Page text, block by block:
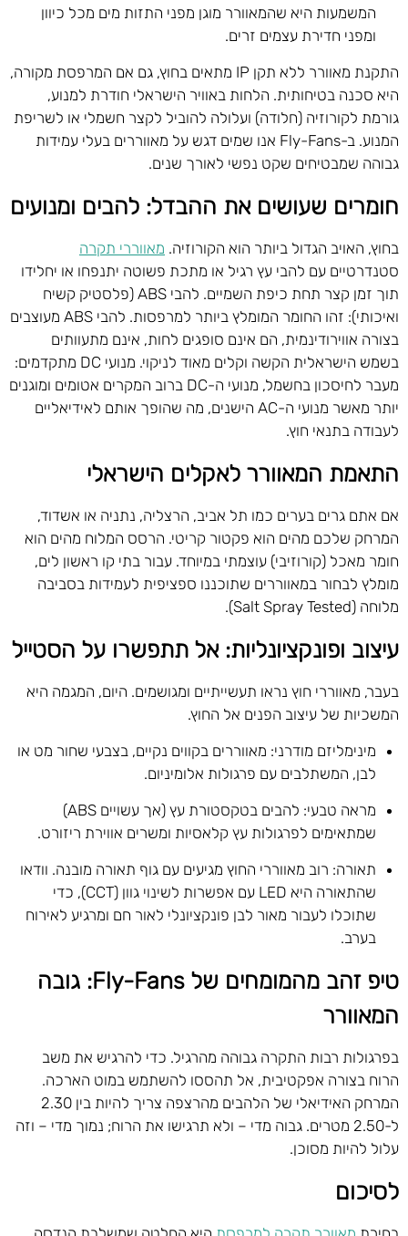
המשמעות היא שהמאוורר מוגן מפני התזות מים מכל כיוון
ומפני חדירת עצמים זרים.
התקנת מאוורר ללא תקן IP מתאים בחוץ, גם אם המרפסת מקורה,
היא סכנה בטיחותית. הלחות באוויר הישראלי חודרת למנוע,
גורמת לקורוזיה (חלודה) ועלולה להוביל לקצר חשמלי או לשריפת
המנוע. ב-Fly-Fans אנו שמים דגש על מאווררים בעלי עמידות
גבוהה שמבטיחים שקט נפשי לאורך שנים.
חומרים שעושים את ההבדל: להבים ומנועים
בחוץ, האויב הגדול ביותר הוא הקורוזיה. מאווררי תקרה
סטנדרטיים עם להבי עץ רגיל או מתכת פשוטה יתנפחו או יחלידו
תוך זמן קצר תחת כיפת השמיים. להבי ABS (פלסטיק קשיח
ואיכותי): זהו החומר המומלץ ביותר למרפסות. להבי ABS מעוצבים
בצורה אווירודינמית, הם אינם סופגים לחות, אינם מתעוותים
בשמש הישראלית הקשה וקלים מאוד לניקוי. מנועי DC מתקדמים:
מעבר לחיסכון בחשמל, מנועי ה-DC ברוב המקרים אטומים ומוגנים
יותר מאשר מנועי ה-AC הישנים, מה שהופך אותם לאידיאליים
לעבודה בתנאי חוץ.
התאמת המאוורר לאקלים הישראלי
אם אתם גרים בערים כמו תל אביב, הרצליה, נתניה או אשדוד,
המרחק שלכם מהים הוא פקטור קריטי. הרסס המלוח מהים הוא
חומר מאכל (קורוזיבי) עוצמתי במיוחד. עבור בתי קו ראשון לים,
מומלץ לבחור במאווררים שתוכננו ספציפית לעמידות בסביבה
מלוחה (Salt Spray Tested).
עיצוב ופונקציונליות: אל תתפשרו על הסטייל
בעבר, מאווררי חוץ נראו תעשייתיים ומגושמים. היום, המגמה היא
המשכיות של עיצוב הפנים אל החוץ.
מינימליזם מודרני: מאווררים בקווים נקיים, בצבעי שחור מט או
לבן, המשתלבים עם פרגולות אלומיניום.
מראה טבעי: להבים בטקסטורת עץ (אך עשויים ABS)
שמתאימים לפרגולות עץ קלאסיות ומשרים אווירת ריזורט.
תאורה: רוב מאווררי החוץ מגיעים עם גוף תאורה מובנה. וודאו
שהתאורה היא LED עם אפשרות לשינוי גוון (CCT), כדי
שתוכלו לעבור מאור לבן פונקציונלי לאור חם ומרגיע לאירוח
בערב.
טיפ זהב מהמומחים של Fly-Fans: גובה
המאוורר
בפרגולות רבות התקרה גבוהה מהרגיל. כדי להרגיש את משב
הרוח בצורה אפקטיבית, אל תהססו להשתמש במוט הארכה.
המרחק האידיאלי של הלהבים מהרצפה צריך להיות בין 2.30
ל-2.50 מטרים. גבוה מדי – ולא תרגישו את הרוח; נמוך מדי – וזה
עלול להיות מסוכן.
לסיכום